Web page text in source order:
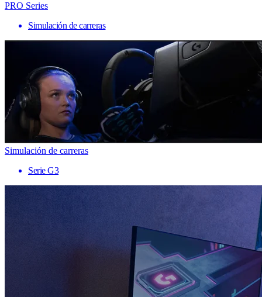
PRO Series
Simulación de carreras
Simulación de carreras
Serie G3